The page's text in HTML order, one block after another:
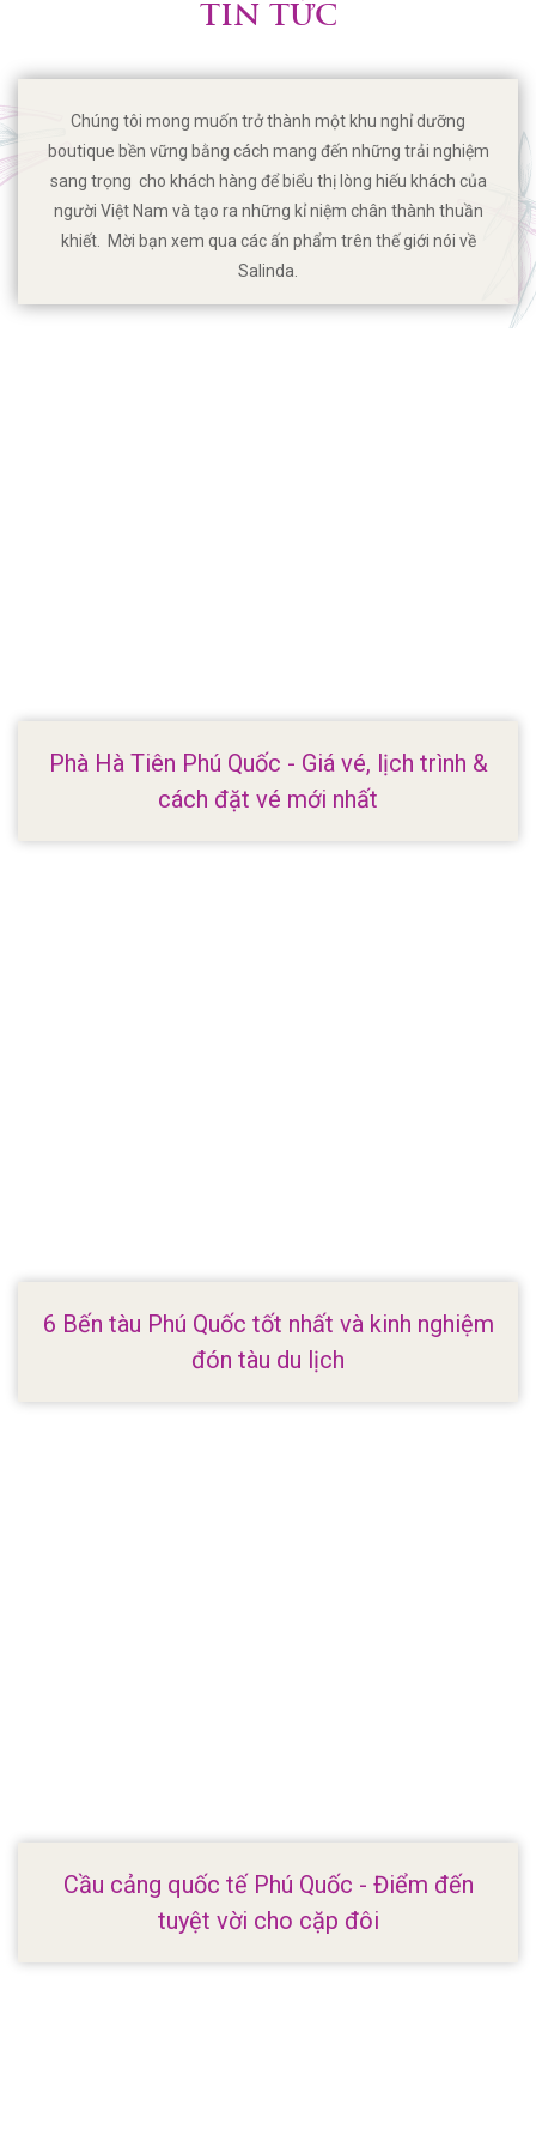
TIN TỨC
Chúng tôi mong muốn trở thành một khu nghỉ dưỡng
boutique bền vững bằng cách mang đến những trải nghiệm
sang trọng cho khách hàng để biểu thị lòng hiếu khách của
người Việt Nam và tạo ra những kỉ niệm chân thành thuần
khiết. Mời bạn xem qua các ấn phẩm trên thế giới nói về
Salinda.
Phà Hà Tiên Phú Quốc - Giá vé, lịch trình &
cách đặt vé mới nhất
6 Bến tàu Phú Quốc tốt nhất và kinh nghiệm
đón tàu du lịch
Cầu cảng quốc tế Phú Quốc - Điểm đến
tuyệt vời cho cặp đôi